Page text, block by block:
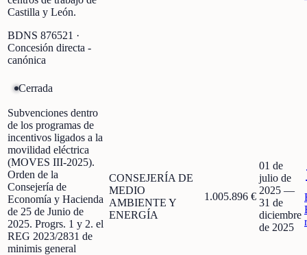
Castilla y León.
BDNS 876521 ·
Concesión directa -
canónica
Cerrada
Subvenciones dentro
de los programas de
incentivos ligados a la
movilidad eléctrica
(MOVES III-2025).
Orden de la
Consejería de
Economía y Hacienda
de 25 de Junio de
2025. Progrs. 1 y 2. el
REG 2023/2831 de
minimis general
CONSEJERÍA DE
MEDIO
AMBIENTE Y
ENERGÍA
1.005.896 €
01 de
julio de
2025 —
31 de
diciembre
de 2025